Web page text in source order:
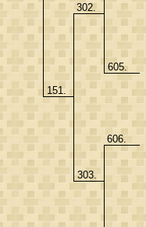
151.
302.
605.
303.
606.